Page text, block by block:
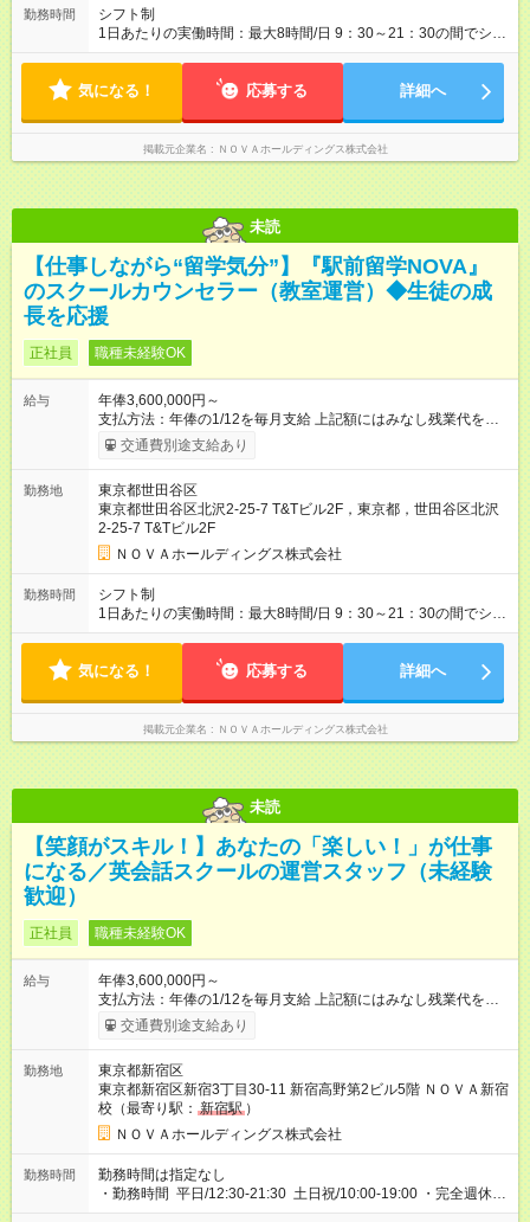
え、毎月、現場の管理職が優秀な人材を役員に推薦する制度が
あります。実力が認められれば、年度の途中でも昇格。実際、
アアップするケースも珍しくありません。 【試用期間】試用期
間あり 試用期間の長さ：1ヶ月 ※ 雇用形態と給与に、本採用時
と異なる部分があります。 雇用形態：インターンシップ 給与：
時給 1,400円以上 ※月途中での入社の場合、その月の月末までは
インターンとして勤務になります。
勤務時間
シフト制
1日あたりの実働時間：最大8時間/日 9：30～21：30の間でシフ
ト制 ［ シフト例 ］ ・平日⇒12：30-21：30 ・土日祝⇒10：00-
―――――――――――― 一校舎を一人で担当する場合も多い
て、明日に備えよう」など、調整しやすい環境です。
気になる！ 応募する 詳細へ
掲載元企業名 ＮＯＶＡホールディングス株式会社
未読
【仕事しながら“留学気分”】『駅前留学NOVA』
のスクールカウンセラー（教室運営）◆生徒の成
長を応援
正社員 職種未経験OK
給与
年俸3,600,000円～
支払方法：年俸の1/12を毎月支給 上記額にはみなし残業代を含
みます。※超過分は全額支給いたします。 みなし残業代 30,000
円／月 みなし残業時間 15時間／月 ★頑張りが収入に直結！イン
ど、成果に応じて年2回インセンティブを支給します。一般職の
社員が、半期で20～30万円のインセンティブを手にした実績
も。頑張りが目に見える形で収入に還元されるため、高いモチ
ベーションで仕事に取り組めます。 ★毎月チャンスあり！スピ
ーディな昇格。 ―――――――――――― 年1回の査定に加
え、毎月、現場の管理職が優秀な人材を役員に推薦する制度が
あります。実力が認められれば、年度の途中でも昇格。実際、
アアップするケースも珍しくありません。 【試用期間】試用期
間あり 試用期間の長さ：1ヶ月 ※ 雇用形態と給与に、本採用時
と異なる部分があります。 雇用形態：インターンシップ 給与：
時給 1,400円以上 ※月途中での入社の場合、その月の月末までは
インターンとして勤務になります。
交通費別途支給あり
勤務地
東京都世田谷区
東京都世田谷区北沢2-25-7 T&Tビル2F，東京都，世田谷区北沢
2-25-7 T&Tビル2F
ＮＯＶＡホールディングス株式会社
勤務時間
シフト制
1日あたりの実働時間：最大8時間/日 9：30～21：30の間でシフ
ト制 ［ シフト例 ］ ・平日⇒12：30-21：30 ・土日祝⇒10：00-
―――――――――――― 一校舎を一人で担当する場合も多い
て、明日に備えよう」など、調整しやすい環境です。
気になる！ 応募する 詳細へ
掲載元企業名 ＮＯＶＡホールディングス株式会社
未読
【笑顔がスキル！】あなたの「楽しい！」が仕事
になる／英会話スクールの運営スタッフ（未経験
歓迎）
正社員 職種未経験OK
給与
年俸3,600,000円～
支払方法：年俸の1/12を毎月支給 上記額にはみなし残業代を含
みます。※超過分は全額支給いたします。 みなし残業代 30,000
円／月 みなし残業時間 15時間／月 ●年俸制給与 年収360万円～
期間】試用期間あり 試用期間の長さ：1ヶ月 ※ 雇用形態と給与
に、本採用時と異なる部分があります。 雇用形態：インターン
シップ 給与：時給 1,400円以上 月途中での入社の場合、その月
の月末まではインターンとして勤務
交通費別途支給あり
勤務地
東京都新宿区
東京都新宿区新宿3丁目30‐11 新宿高野第2ビル5階 ＮＯＶＡ新宿
校（最寄り駅： 新宿駅 ）
ＮＯＶＡホールディングス株式会社
勤務時間
勤務時間は指定なし
・勤務時間 平日/12:30-21:30 土日祝/10:00-19:00 ・完全週休2
日制 ※曜日固定 ・有給休暇あり ・年末年始、春季夏季休暇あり